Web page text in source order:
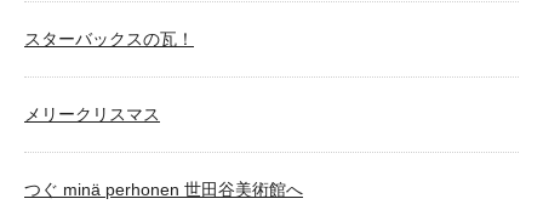
スターバックスの瓦！
メリークリスマス
つぐ minä perhonen 世田谷美術館へ